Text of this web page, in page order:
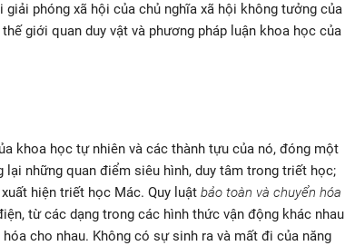
phóng xã hội của chủ nghĩa xã hội không tưởng của
giới quan duy vật và phương pháp luận khoa học của
khoa học tự nhiên và các thành tựu của nó, đóng một
những quan điểm siêu hình, duy tâm trong triết học;
hiện triết học Mác. Quy luật bảo toàn và chuyển hóa
từ các dạng trong các hình thức vận động khác nhau
cho nhau. Không có sự sinh ra và mất đi của năng